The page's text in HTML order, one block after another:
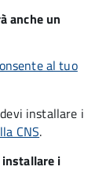
anche un
al tuo
installare i
CNS.
installare i